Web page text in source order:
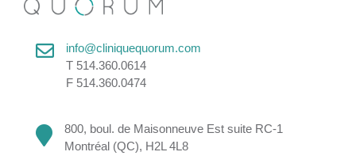
info@cliniquequorum.com
T 514.360.0614
F 514.360.0474
800, boul. de Maisonneuve Est suite RC-1
Montréal (QC), H2L 4L8